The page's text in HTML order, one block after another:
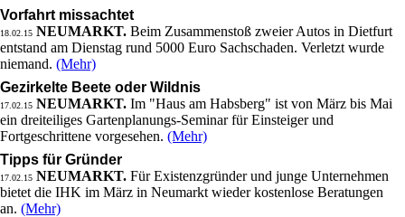
Vorfahrt missachtet
18.02.15 NEUMARKT. Beim Zusammenstoß zweier Autos in Dietfurt
entstand am Dienstag rund 5000 Euro Sachschaden. Verletzt wurde
niemand. (Mehr)
Gezirkelte Beete oder Wildnis
17.02.15 NEUMARKT. Im "Haus am Habsberg" ist von März bis Mai
ein dreiteiliges Gartenplanungs-Seminar für Einsteiger und
Fortgeschrittene vorgesehen. (Mehr)
Tipps für Gründer
17.02.15 NEUMARKT. Für Existenzgründer und junge Unternehmen
bietet die IHK im März in Neumarkt wieder kostenlose Beratungen
an. (Mehr)